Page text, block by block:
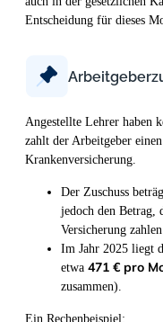
Entscheidung für dieses
Angestellte Lehrer haben
zahlt der Arbeitgeber
Krankenversicherung.
Der Zuschuss
jedoch den Betrag,
Versicherung zahlen
Im Jahr 2025 liegt
etwa 471 € pro
zusammen).
Ein Rechenbeispiel: